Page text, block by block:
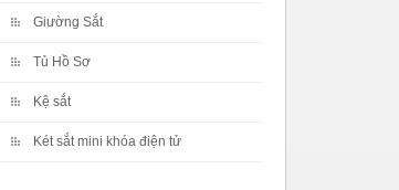
Giường Sắt
Tủ Hồ Sơ
Kệ sắt
Két sắt mini khóa điện tử